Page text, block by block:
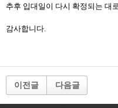
추후 입대일이 다시 확정되는 대
감사합니다.
이전글 다음글